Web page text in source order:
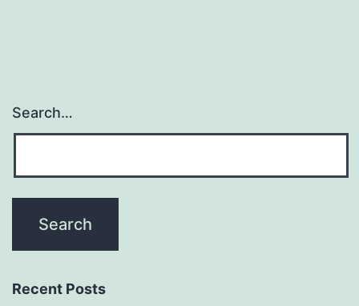
Search…
Recent Posts